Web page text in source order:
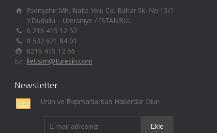
Esenşehir Mh. Nato Yolu Cd. Bahar Sk. No:13/1
Y.Dudullu – Ümraniye / İSTANBUL
0 216 415 12 52
0 532 671 84 01
0216 415 12 56
iletisim@turesin.com
Newsletter
Ürün ve Ekipmanlardan Haberdar Olun